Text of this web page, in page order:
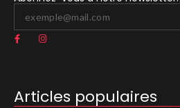
Articles populaires